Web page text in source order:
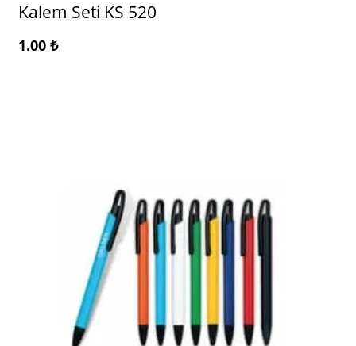
Kalem Seti KS 520
1.00 ₺